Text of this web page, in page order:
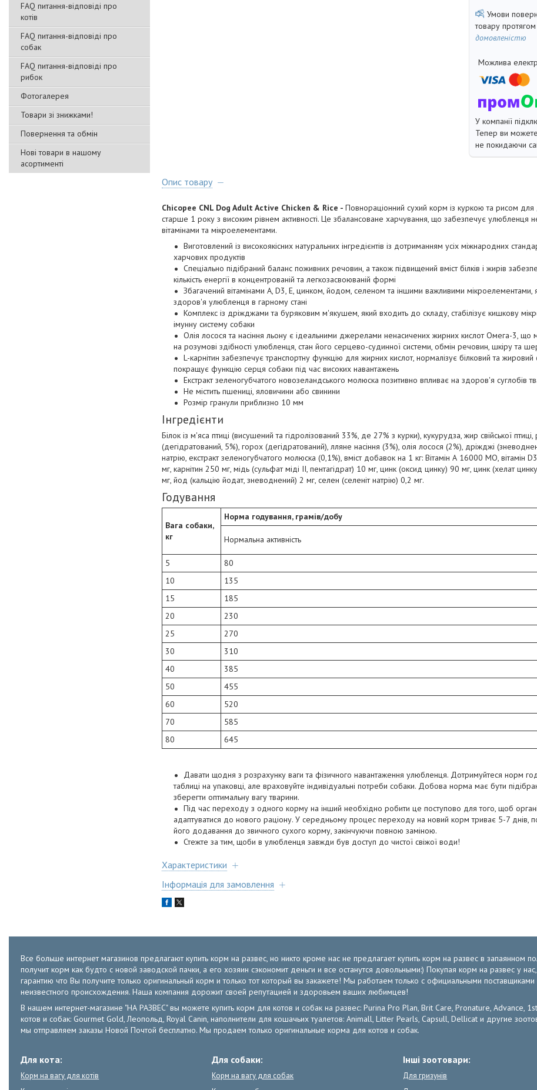
FAQ питання-відповіді про
котів
FAQ питання-відповіді про
собак
FAQ питання-відповіді про
рибок
Фотогалерея
Товари зі знижками!
Повернення та обмін
Нові товари в нашому
асортименті
товару
домовленістю
У компанії
Тепер ви
не покидаючи
Опис товару
Chicopee CNL Dog Adult Active Chicken & Rice - Повнораціонний сухий корм із куркою та рисом
старше 1 року з високим рівнем активності. Це збалансоване харчування, що забезпечує улюбленця
вітамінами та мікроелементами.
Виготовлений із високоякісних натуральних інгредієнтів із дотриманням усіх міжнародних
харчових продуктів
Спеціально підібраний баланс поживних речовин, а також підвищений вміст білків і жирів
кількість енергії в концентрованій та легкозасвоюваній формі
Збагачений вітамінами A, D3, E, цинком, йодом, селеном та іншими важливими мікроелементами,
здоров'я улюбленця в гарному стані
Комплекс із дріжджами та буряковим м'якушем, який входить до складу, стабілізує кишкову
імунну систему собаки
Олія лосося та насіння льону є ідеальними джерелами ненасичених жирних кислот Омега-3, що
на розумові здібності улюбленця, стан його серцево-судинної системи, обмін речовин, шкіру та
L-карнітин забезпечує транспортну функцію для жирних кислот, нормалізує білковий та жировий
покращує функцію серця собаки під час високих навантажень
Екстракт зеленогубчатого новозеландського молюска позитивно впливає на здоров'я суглобів
Не містить пшениці, яловичини або свинини
Розмір гранули приблизно 10 мм
Інгредієнти
Білок із м'яса птиці (висушений та гідролізований 33%, де 27% з курки), кукурудза, жир свійської
(дегідратований, 5%), горох (дегідратований), лляне насіння (3%), олія лосося (2%), дріжджі
натрію, екстракт зеленогубчатого молюска (0,1%), вміст добавок на 1 кг: Вітамін А 16000 МО, вітамін
мг, карнітин 250 мг, мідь (сульфат міді II, пентагідрат) 10 мг, цинк (оксид цинку) 90 мг, цинк (хелат
мг, йод (кальцію йодат, зневоднений) 2 мг, селен (селеніт натрію) 0,2 мг.
Годування
Вага собаки,
кг
Норма годування, грамів/добу
Нормальна активність
5
80
10
135
15
185
20
230
25
270
30
310
40
385
50
455
60
520
70
585
80
645
Давати щодня з розрахунку ваги та фізичного навантаження улюбленця. Дотримуйтеся норм
таблиці на упаковці, але враховуйте індивідуальні потреби собаки. Добова норма має бути
зберегти оптимальну вагу тварини.
Під час переходу з одного корму на інший необхідно робити це поступово для того, щоб
адаптуватися до нового раціону. У середньому процес переходу на новий корм триває 5-7 днів,
його додавання до звичного сухого корму, закінчуючи повною заміною.
Стежте за тим, щоби в улюбленця завжди був доступ до чистої свіжої води!
Характеристики
Інформація для замовлення
Все больше интернет магазинов предлагают купить корм на развес, но никто кроме нас не предлагает купить корм на развес в запаянном
получит корм как будто с новой заводской пачки, а его хозяин сэкономит деньги и все останутся довольными:) Покупая корм на развес
гарантию что Вы получите только оригинальный корм и только тот который вы закажете! Мы работаем только с официальными
неизвестного происхождения. Наша компания дорожит своей репутацией и здоровьем ваших любимцев!
В нашем интернет-магазине "НА РАЗВЕС" вы можете купить корм для котов и собак на развес: Purina Pro Plan, Brit Care, Pronature, Advance,
котов и собак: Gourmet Gold, Леопольд, Royal Canin, наполнители для кошачьих туалетов: Animall, Litter Pearls, Capsull, Dellicat и другие
мы отправляем заказы Новой Почтой бесплатно. Мы продаем только оригинальные корма для котов и собак.
Для кота:
Корм на вагу для котів
Для собаки:
Корм на вагу для собак
Інші зоотовари:
Для гризунів